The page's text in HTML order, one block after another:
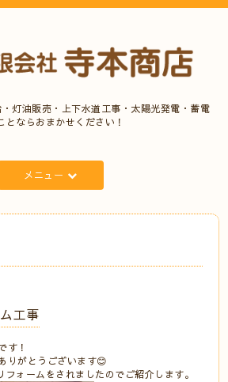
灯油販売・上下水道工事・太陽光発電・蓄電
とならおまかせください！
メニュー
工事
す！
りがとうございます😊
ォームをされましたのでご紹介します。